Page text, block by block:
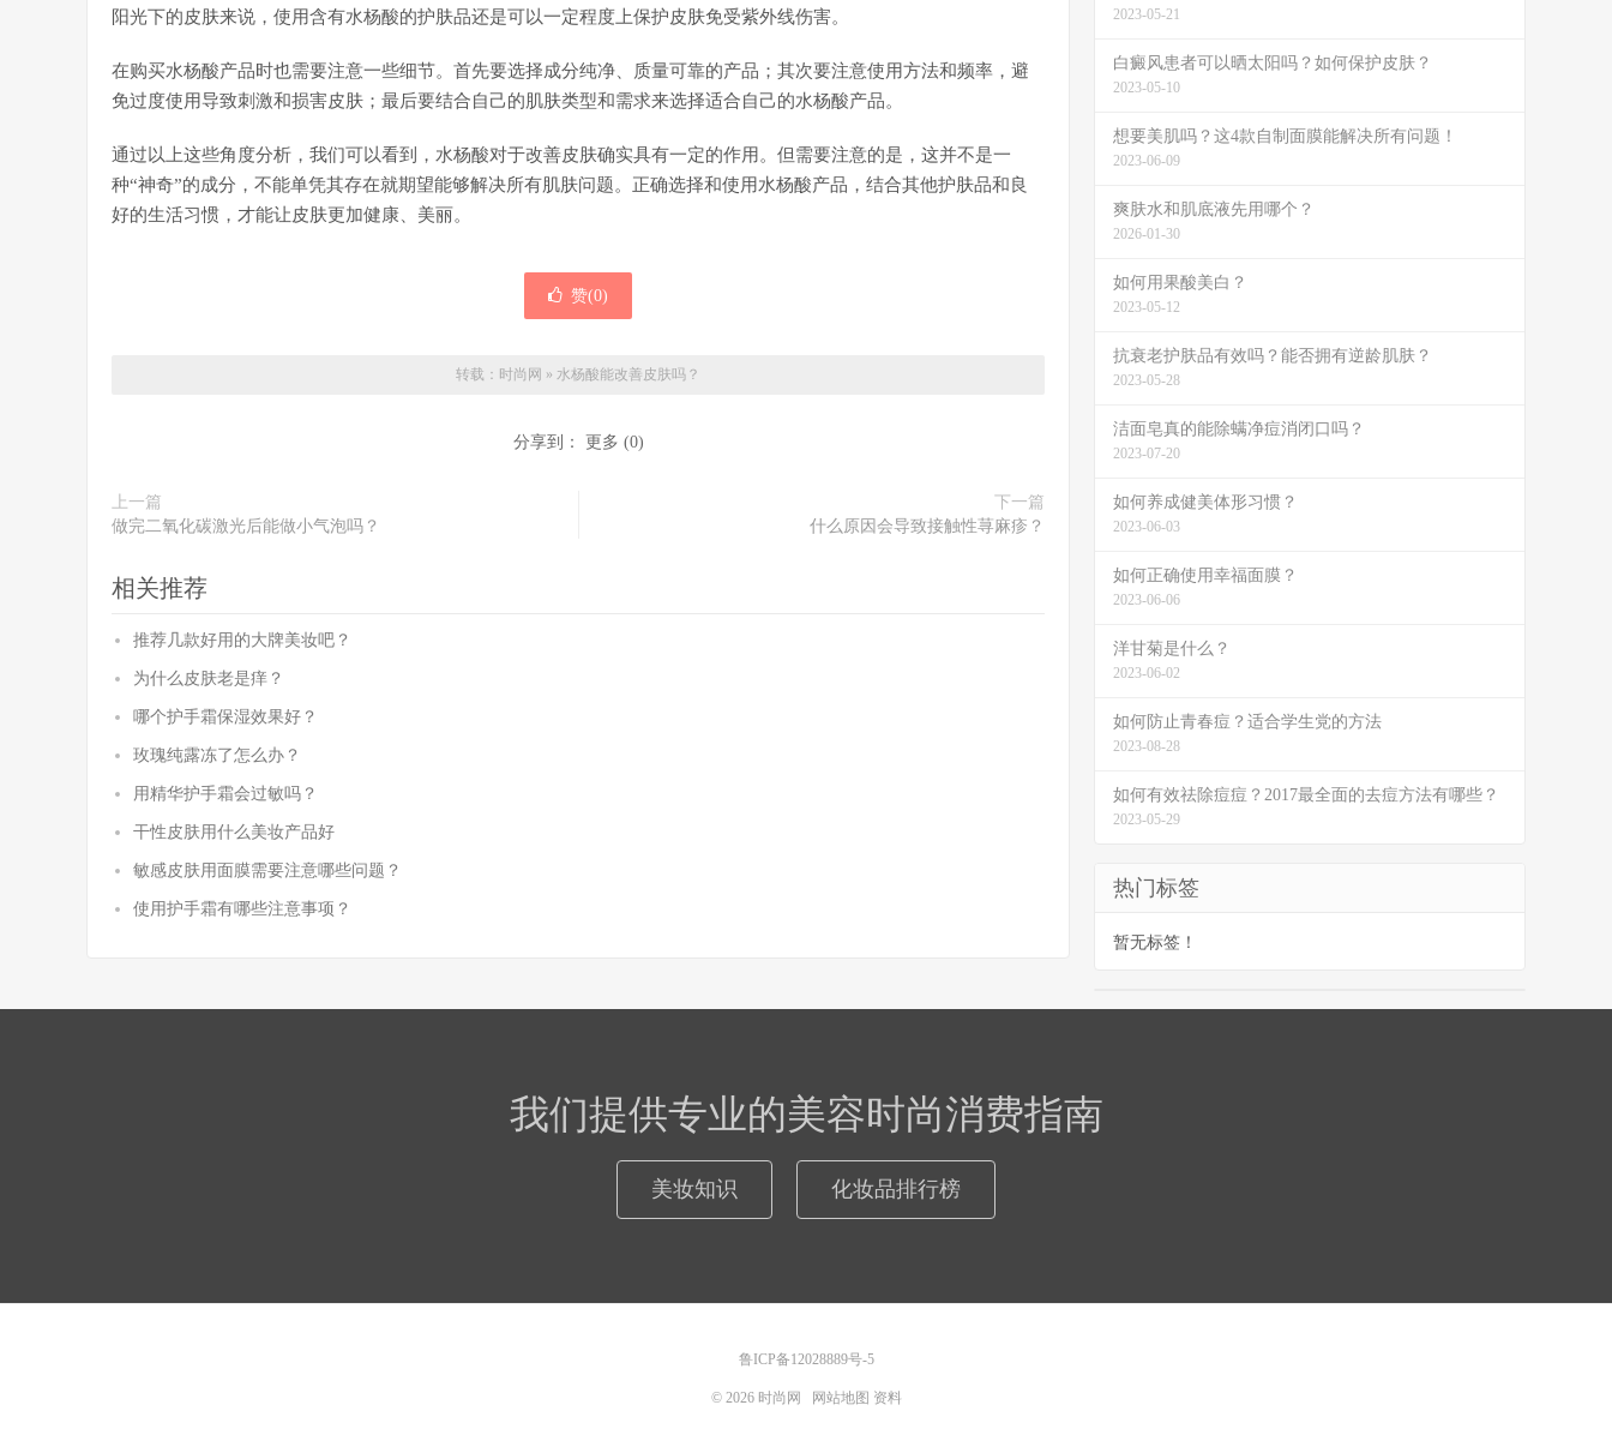
阳光下的皮肤来说，使用含有水杨酸的护肤品还是可以一定程度上保护皮肤免受紫外线伤害。
在购买水杨酸产品时也需要注意一些细节。首先要选择成分纯净、质量可靠的产品；其次要注意使用方法和频率，避
免过度使用导致刺激和损害皮肤；最后要结合自己的肌肤类型和需求来选择适合自己的水杨酸产品。
通过以上这些角度分析，我们可以看到，水杨酸对于改善皮肤确实具有一定的作用。但需要注意的是，这并不是一
种“神奇”的成分，不能单凭其存在就期望能够解决所有肌肤问题。正确选择和使用水杨酸产品，结合其他护肤品和良
好的生活习惯，才能让皮肤更加健康、美丽。
赞(0)
转载： 时尚网 » 水杨酸能改善皮肤吗？
分享到： 更多 (0)
上一篇
做完二氧化碳激光后能做小气泡吗？
下一篇
什么原因会导致接触性荨麻疹？
相关推荐
推荐几款好用的大牌美妆吧？
为什么皮肤老是痒？
哪个护手霜保湿效果好？
玫瑰纯露冻了怎么办？
用精华护手霜会过敏吗？
干性皮肤用什么美妆产品好
敏感皮肤用面膜需要注意哪些问题？
使用护手霜有哪些注意事项？
2023-05-21
白癜风患者可以晒太阳吗？如何保护皮肤？
2023-05-10
想要美肌吗？这4款自制面膜能解决所有问题！
2023-06-09
爽肤水和肌底液先用哪个？
2026-01-30
如何用果酸美白？
2023-05-12
抗衰老护肤品有效吗？能否拥有逆龄肌肤？
2023-05-28
洁面皂真的能除螨净痘消闭口吗？
2023-07-20
如何养成健美体形习惯？
2023-06-03
如何正确使用幸福面膜？
2023-06-06
洋甘菊是什么？
2023-06-02
如何防止青春痘？适合学生党的方法
2023-08-28
如何有效祛除痘痘？2017最全面的去痘方法有哪些？
2023-05-29
热门标签
暂无标签！
我们提供专业的美容时尚消费指南
美妆知识 化妆品排行榜
鲁ICP备12028889号-5
© 2026 时尚网 网站地图 资料